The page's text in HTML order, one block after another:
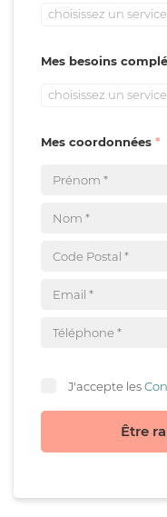
choisissez un service
Mes besoins
choisissez un service
Mes coordonnées
J'accepte les
Être